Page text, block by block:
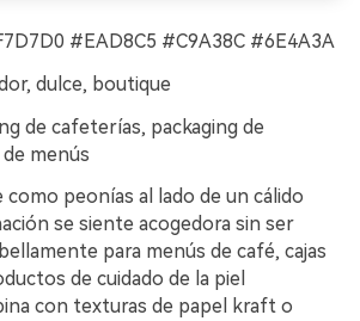
#EAD8C5 #C9A38C #6E4A3A
dulce, boutique
de cafeterías, packaging de
menús
como peonías al lado de un cálido
se siente acogedora sin ser
para menús de café, cajas
de cuidado de la piel
con texturas de papel kraft o